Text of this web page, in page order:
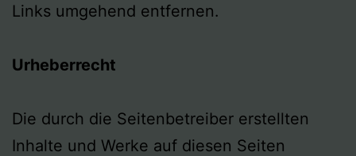
Links umgehend entfernen.
Urheberrecht
Die durch die Seitenbetreiber erstellten
Inhalte und Werke auf diesen Seiten